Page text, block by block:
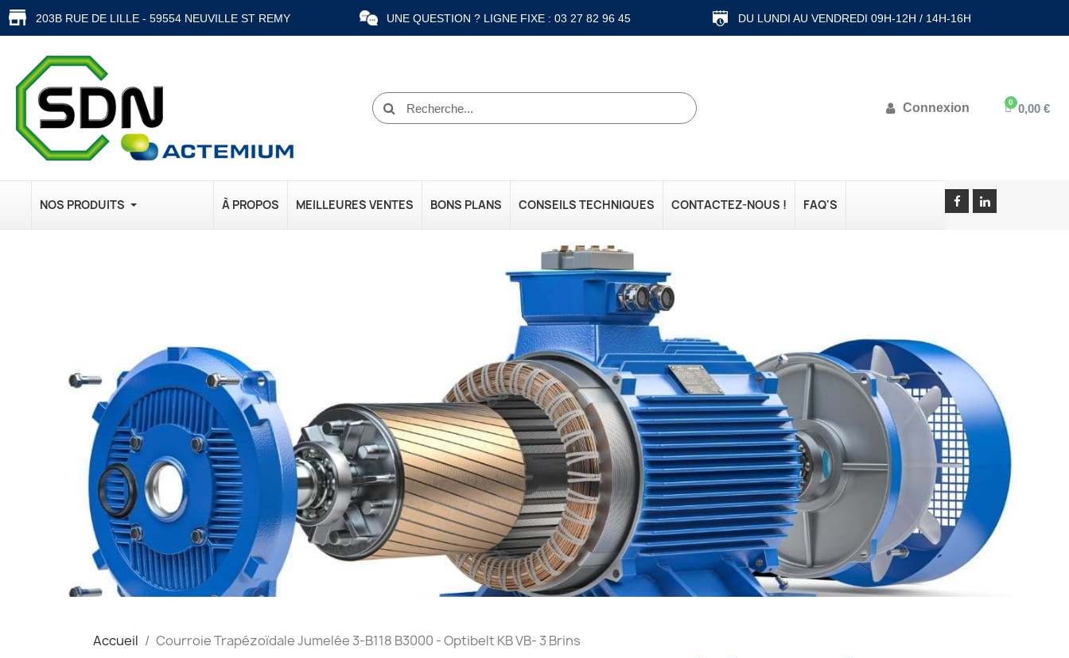
203B RUE DE LILLE - 59554 NEUVILLE ST REMY UNE QUESTION ? LIGNE FIXE : 03 27 82 96 45 DU LUNDI AU VENDREDI 09H-12H / 14H-16H
Connexion 0,00 €
NOS PRODUITS À PROPOS MEILLEURES VENTES BONS PLANS CONSEILS TECHNIQUES CONTACTEZ-NOUS ! FAQ'S
Accueil Courroie Trapézoïdale Jumelée 3-B118 B3000 - Optibelt KB VB- 3 Brins